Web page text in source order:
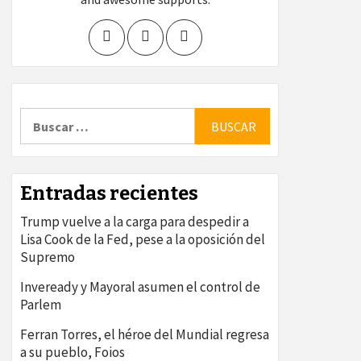
Entradas recientes
Trump vuelve a la carga para despedir a
Lisa Cook de la Fed, pese a la oposición del
Supremo
Inveready y Mayoral asumen el control de
Parlem
Ferran Torres, el héroe del Mundial regresa
a su pueblo, Foios